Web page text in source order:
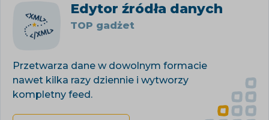
Edytor źródła danych
TOP gadżet
Przetwarza dane w dowolnym formacie
nawet kilka razy dziennie i wytworzy
kompletny feed.